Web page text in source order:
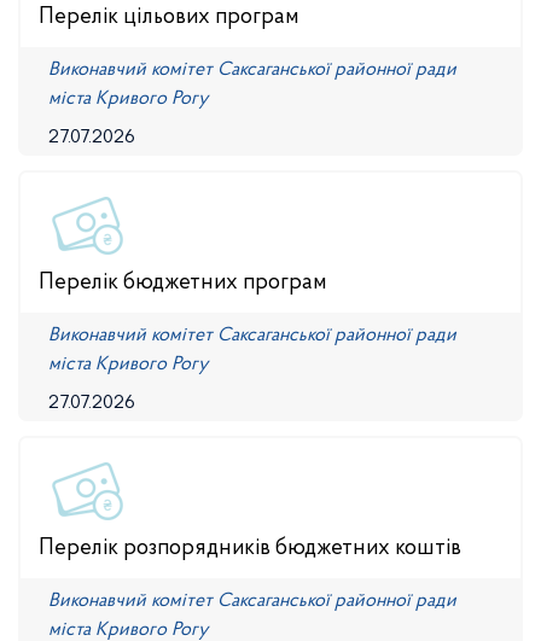
Перелік цільових програм
27.07.2026
Виконавчий комітет Саксаганської районної ради
міста Кривого Рогу
Перелік бюджетних програм
27.07.2026
Виконавчий комітет Саксаганської районної ради
міста Кривого Рогу
Перелік розпорядників бюджетних коштів
Виконавчий комітет Саксаганської районної ради
міста Кривого Рогу